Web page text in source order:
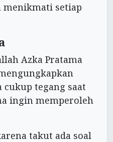
menikmati setiap
Azka Pratama
tegang saat
ingin memperoleh
takut ada soal